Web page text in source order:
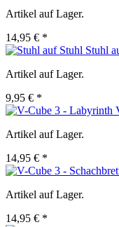
Artikel auf Lager.
14,95 € *
Stuhl
Artikel auf Lager.
9,95 € *
Artikel auf Lager.
14,95 € *
Artikel auf Lager.
14,95 € *